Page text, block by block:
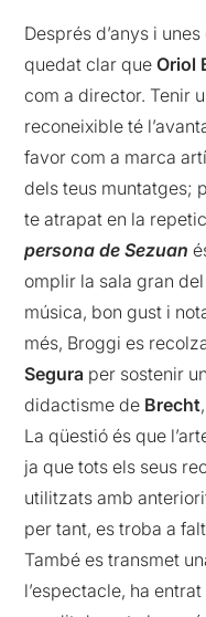
Després d’anys i
quedat clar queOriol
com a director. Tenir
reconeixible té
favor com a marca
dels teus muntatges;
te atrapat en la
persona de Sezuan
omplir la sala gran
música, bon gust i
més, Broggi es
Segura per sostenir
didactisme de Brecht
La qüestió és que
ja que tots els seus
utilitzats amb
per tant, es troba a
També es transmet
l’espectacle, ha